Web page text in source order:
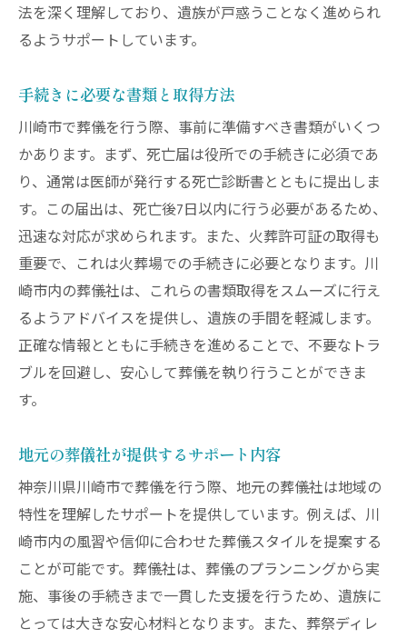
法を深く理解しており、遺族が戸惑うことなく進められ
るようサポートしています。
手続きに必要な書類と取得方法
川崎市で葬儀を行う際、事前に準備すべき書類がいくつ
かあります。まず、死亡届は役所での手続きに必須であ
り、通常は医師が発行する死亡診断書とともに提出しま
す。この届出は、死亡後7日以内に行う必要があるため、
迅速な対応が求められます。また、火葬許可証の取得も
重要で、これは火葬場での手続きに必要となります。川
崎市内の葬儀社は、これらの書類取得をスムーズに行え
るようアドバイスを提供し、遺族の手間を軽減します。
正確な情報とともに手続きを進めることで、不要なトラ
ブルを回避し、安心して葬儀を執り行うことができま
す。
地元の葬儀社が提供するサポート内容
神奈川県川崎市で葬儀を行う際、地元の葬儀社は地域の
特性を理解したサポートを提供しています。例えば、川
崎市内の風習や信仰に合わせた葬儀スタイルを提案する
ことが可能です。葬儀社は、葬儀のプランニングから実
施、事後の手続きまで一貫した支援を行うため、遺族に
とっては大きな安心材料となります。また、葬祭ディレ